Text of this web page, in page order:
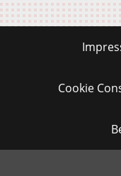
Cookie